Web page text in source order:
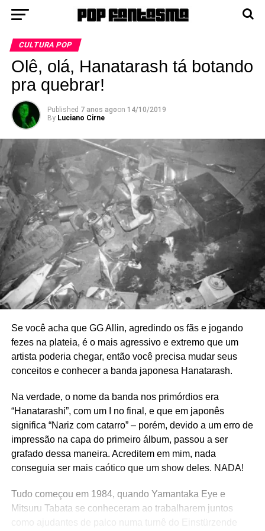
CULTURA POP
Olê, olá, Hanatarash tá botando
pra quebrar!
Published 7 anos agoon 14/10/2019
By Luciano Cirne
Se você acha que GG Allin, agredindo os fãs e jogando
fezes na plateia, é o mais agressivo e extremo que um
artista poderia chegar, então você precisa mudar seus
conceitos e conhecer a banda japonesa Hanatarash.
Na verdade, o nome da banda nos primórdios era
“Hanatarashi”, com um I no final, e que em japonês
significa “Nariz com catarro” – porém, devido a um erro de
impressão na capa do primeiro álbum, passou a ser
grafado dessa maneira. Acreditem em mim, nada
conseguia ser mais caótico que um show deles. NADA!
Tudo começou em 1984, quando Yamantaka Eye e
Mitsuru Tabata se conheceram ao trabalharem juntos